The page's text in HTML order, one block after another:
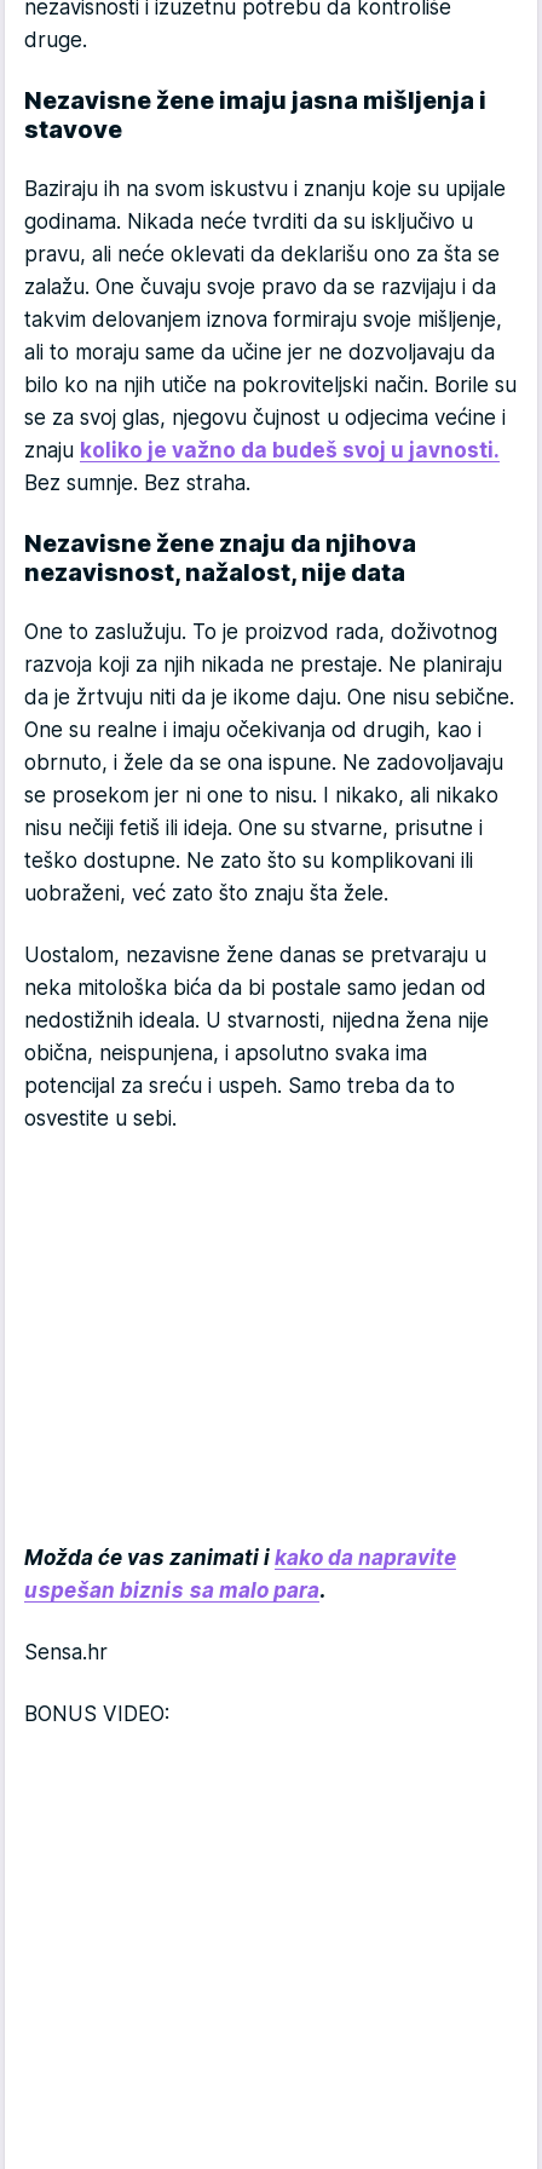
nezavisnosti i izuzetnu potrebu da kontroliše
druge.
Nezavisne žene imaju jasna mišljenja i
stavove
Baziraju ih na svom iskustvu i znanju koje su upijale
godinama. Nikada neće tvrditi da su isključivo u
pravu, ali neće oklevati da deklarišu ono za šta se
zalažu. One čuvaju svoje pravo da se razvijaju i da
takvim delovanjem iznova formiraju svoje mišljenje,
ali to moraju same da učine jer ne dozvoljavaju da
bilo ko na njih utiče na pokroviteljski način. Borile su
se za svoj glas, njegovu čujnost u odjecima većine i
znaju koliko je važno da budeš svoj u javnosti.
Bez sumnje. Bez straha.
Nezavisne žene znaju da njihova
nezavisnost, nažalost, nije data
One to zaslužuju. To je proizvod rada, doživotnog
razvoja koji za njih nikada ne prestaje. Ne planiraju
da je žrtvuju niti da je ikome daju. One nisu sebične.
One su realne i imaju očekivanja od drugih, kao i
obrnuto, i žele da se ona ispune. Ne zadovoljavaju
se prosekom jer ni one to nisu. I nikako, ali nikako
nisu nečiji fetiš ili ideja. One su stvarne, prisutne i
teško dostupne. Ne zato što su komplikovani ili
uobraženi, već zato što znaju šta žele.
Uostalom, nezavisne žene danas se pretvaraju u
neka mitološka bića da bi postale samo jedan od
nedostižnih ideala. U stvarnosti, nijedna žena nije
obična, neispunjena, i apsolutno svaka ima
potencijal za sreću i uspeh. Samo treba da to
osvestite u sebi.
Možda će vas zanimati i kako da napravite
uspešan biznis sa malo para.
Sensa.hr
BONUS VIDEO: